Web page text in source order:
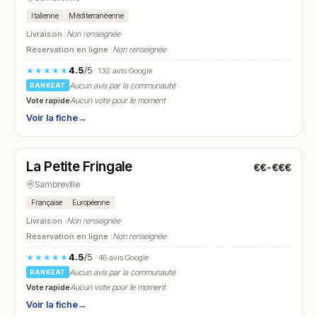
Italienne Méditerranéenne
Livraison :Non renseignée
Réservation en ligne :Non renseignée
★★★★★4.5/5· 132 avis Google
RANKEAT
Aucun avis par la communauté
Vote rapideAucun vote pour le moment
Voir la fiche→
N° 23
La Petite Fringale €€-€€€
Sambreville
Française Européenne
Livraison :Non renseignée
Réservation en ligne :Non renseignée
★★★★★4.5/5· 46 avis Google
RANKEAT
Aucun avis par la communauté
Vote rapideAucun vote pour le moment
Voir la fiche→